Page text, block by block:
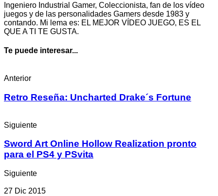
Ingeniero Industrial Gamer, Coleccionista, fan de los vídeo
juegos y de las personalidades Gamers desde 1983 y
contando. Mi lema es: EL MEJOR VÍDEO JUEGO, ES EL
QUE A TI TE GUSTA.
Te puede interesar...
Anterior
Retro Reseña: Uncharted Drake´s Fortune
Siguiente
Sword Art Online Hollow Realization pronto
para el PS4 y PSvita
Siguiente
27 Dic 2015